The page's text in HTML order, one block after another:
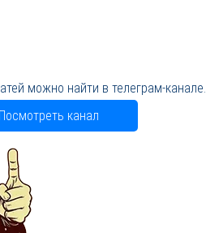
можно найти в телеграм-канале.
Посмотреть канал